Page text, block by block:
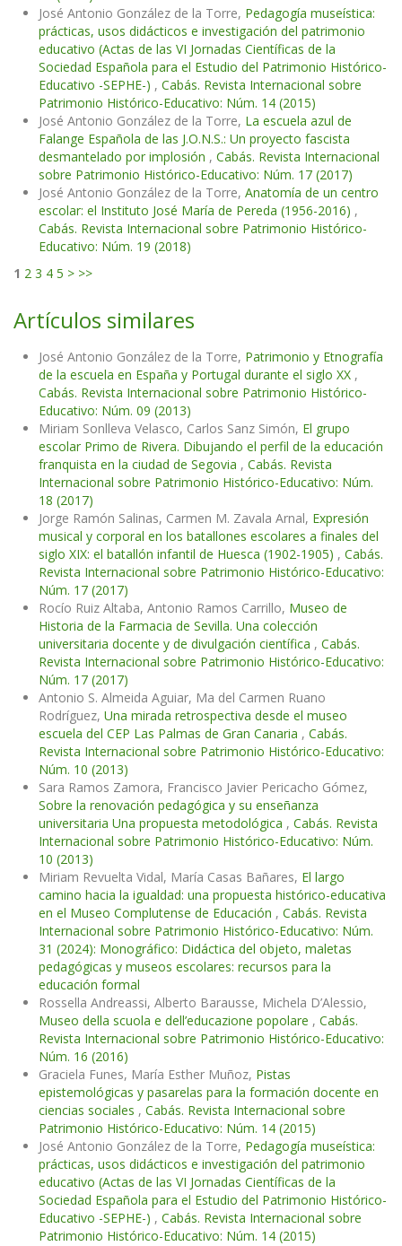
José Antonio González de la Torre, Pedagogía museística:
prácticas, usos didácticos e investigación del patrimonio
educativo (Actas de las VI Jornadas Científicas de la
Sociedad Española para el Estudio del Patrimonio Histórico-
Educativo -SEPHE-) , Cabás. Revista Internacional sobre
Patrimonio Histórico-Educativo: Núm. 14 (2015)
José Antonio González de la Torre, La escuela azul de
Falange Española de las J.O.N.S.: Un proyecto fascista
desmantelado por implosión , Cabás. Revista Internacional
sobre Patrimonio Histórico-Educativo: Núm. 17 (2017)
José Antonio González de la Torre, Anatomía de un centro
escolar: el Instituto José María de Pereda (1956-2016) ,
Cabás. Revista Internacional sobre Patrimonio Histórico-
Educativo: Núm. 19 (2018)
1 2 3 4 5 > >>
Artículos similares
José Antonio González de la Torre, Patrimonio y Etnografía
de la escuela en España y Portugal durante el siglo XX ,
Cabás. Revista Internacional sobre Patrimonio Histórico-
Educativo: Núm. 09 (2013)
Miriam Sonlleva Velasco, Carlos Sanz Simón, El grupo
escolar Primo de Rivera. Dibujando el perfil de la educación
franquista en la ciudad de Segovia , Cabás. Revista
Internacional sobre Patrimonio Histórico-Educativo: Núm.
18 (2017)
Jorge Ramón Salinas, Carmen M. Zavala Arnal, Expresión
musical y corporal en los batallones escolares a finales del
siglo XIX: el batallón infantil de Huesca (1902-1905) , Cabás.
Revista Internacional sobre Patrimonio Histórico-Educativo:
Núm. 17 (2017)
Rocío Ruiz Altaba, Antonio Ramos Carrillo, Museo de
Historia de la Farmacia de Sevilla. Una colección
universitaria docente y de divulgación científica , Cabás.
Revista Internacional sobre Patrimonio Histórico-Educativo:
Núm. 17 (2017)
Antonio S. Almeida Aguiar, Ma del Carmen Ruano
Rodríguez, Una mirada retrospectiva desde el museo
escuela del CEP Las Palmas de Gran Canaria , Cabás.
Revista Internacional sobre Patrimonio Histórico-Educativo:
Núm. 10 (2013)
Sara Ramos Zamora, Francisco Javier Pericacho Gómez,
Sobre la renovación pedagógica y su enseñanza
universitaria Una propuesta metodológica , Cabás. Revista
Internacional sobre Patrimonio Histórico-Educativo: Núm.
10 (2013)
Miriam Revuelta Vidal, María Casas Bañares, El largo
camino hacia la igualdad: una propuesta histórico-educativa
en el Museo Complutense de Educación , Cabás. Revista
Internacional sobre Patrimonio Histórico-Educativo: Núm.
31 (2024): Monográfico: Didáctica del objeto, maletas
pedagógicas y museos escolares: recursos para la
educación formal
Rossella Andreassi, Alberto Barausse, Michela D’Alessio,
Museo della scuola e dell’educazione popolare , Cabás.
Revista Internacional sobre Patrimonio Histórico-Educativo:
Núm. 16 (2016)
Graciela Funes, María Esther Muñoz, Pistas
epistemológicas y pasarelas para la formación docente en
ciencias sociales , Cabás. Revista Internacional sobre
Patrimonio Histórico-Educativo: Núm. 14 (2015)
José Antonio González de la Torre, Pedagogía museística:
prácticas, usos didácticos e investigación del patrimonio
educativo (Actas de las VI Jornadas Científicas de la
Sociedad Española para el Estudio del Patrimonio Histórico-
Educativo -SEPHE-) , Cabás. Revista Internacional sobre
Patrimonio Histórico-Educativo: Núm. 14 (2015)